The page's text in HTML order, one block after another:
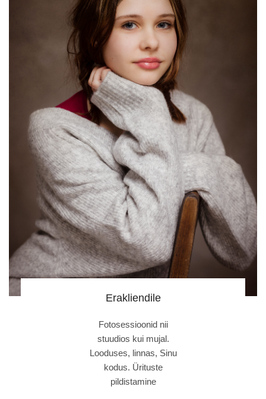
Erakliendile
Fotosessioonid nii
stuudios kui mujal.
Looduses, linnas, Sinu
kodus. Ürituste
pildistamine